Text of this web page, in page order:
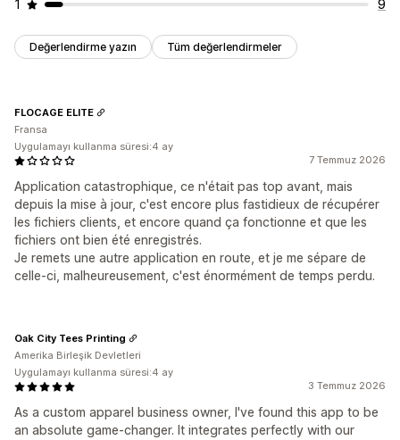
1
9
Değerlendirme yazın Tüm değerlendirmeler
7 Temmuz 2026
Application catastrophique, ce n'était pas top avant, mais
depuis la mise à jour, c'est encore plus fastidieux de récupérer
les fichiers clients, et encore quand ça fonctionne et que les
fichiers ont bien été enregistrés.
Je remets une autre application en route, et je me sépare de
celle-ci, malheureusement, c'est énormément de temps perdu.
FLOCAGE ELITE
Fransa
Uygulamayı kullanma süresi:4 ay
3 Temmuz 2026
As a custom apparel business owner, I've found this app to be
an absolute game-changer. It integrates perfectly with our
Oak City Tees Printing
Amerika Birleşik Devletleri
Uygulamayı kullanma süresi:4 ay